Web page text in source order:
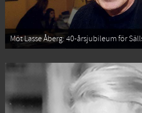
Möt Lasse Åberg: 40-årsjubileum för